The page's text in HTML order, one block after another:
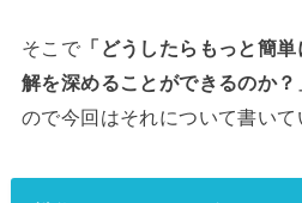
そこで 「どうしたらもっと簡
解を深めることができるのか？
ので今回はそれについて書いて